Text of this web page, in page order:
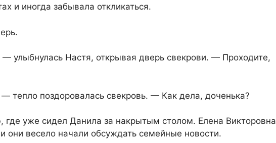
и иногда забывала откликаться.
улыбнулась Настя, открывая дверь свекрови. — Проходите,
тепло поздоровалась свекровь. — Как дела, доченька?
где уже сидел Данила за накрытым столом. Елена Викторовна
они весело начали обсуждать семейные новости.